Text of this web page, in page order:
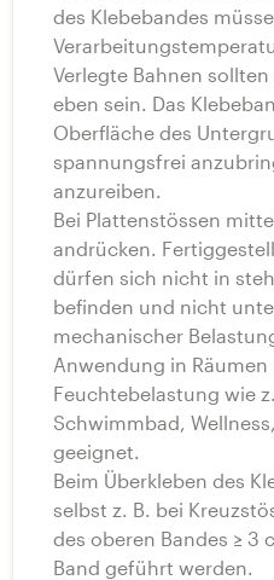
des Klebebandes
Verlegte Bahnen
eben sein. Das
Oberfläche des
spannungsfrei
anzureiben.
Bei Plattenstössen
andrücken.
dürfen sich nicht in
befinden und nicht
mechanischer
Anwendung in
Feuchtebelastung wie
Schwimmbad,
geeignet.
Beim Überkleben des
selbst z. B. bei
des oberen Bandes ≥ 3
Band geführt werden.